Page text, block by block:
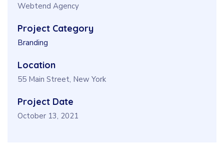
Webtend Agency
Project Category
Branding
Location
55 Main Street, New York
Project Date
October 13, 2021